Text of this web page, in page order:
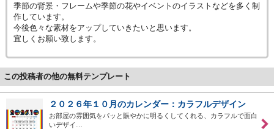
季節の背景・フレームや季節の花やイベントのイラストなどを多く制
作しています。
今後色々な素材をアップしていきたいと思います。
宜しくお願い致します。
この投稿者の他の無料テンプレート
２０２６年１０月のカレンダー：カラフルデザイン
お部屋の雰囲気をパッと賑やかに明るくしてくれる、カラフルで面白
いデザイ…